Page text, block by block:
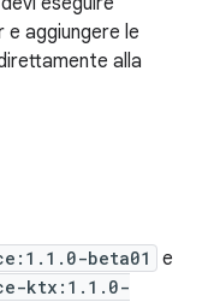
e aggiungere le
alla
beta01 e
ktx:1.1.0-